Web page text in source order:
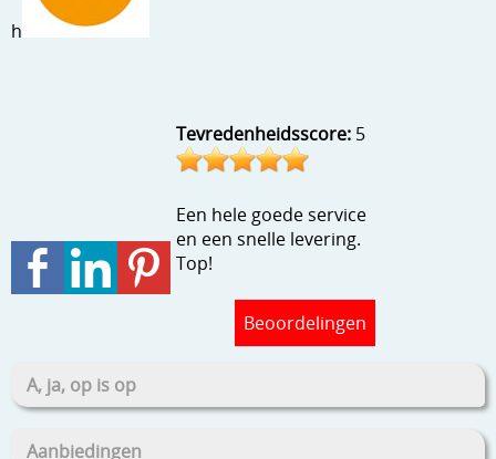
Stans machine en embossing machines
Template, mask, stencils, grids
Wat nog, een creatief kijkje
h
Tevredenheidsscore: 5
Een hele goede service
en een snelle levering.
Top!
Beoordelingen
A, ja, op is op
Aanbiedingen